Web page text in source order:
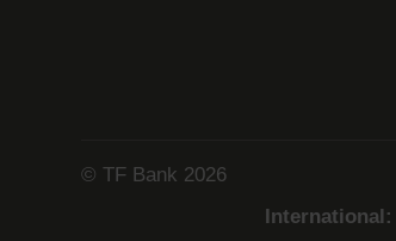
© TF Bank 2026
International: